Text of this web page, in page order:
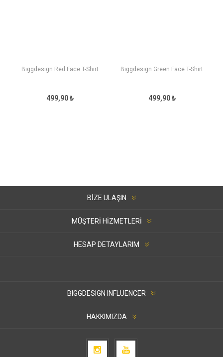
Biggdesign Red Face T-Shirt
499,90 ₺
Biggdesign Green Face T-Shirt
499,90 ₺
BIZE ULAŞIN
MÜŞTERI HIZMETLERI
HESAP DETAYLARIM
BIGGDESIGN INFLUENCER
HAKKIMIZDA